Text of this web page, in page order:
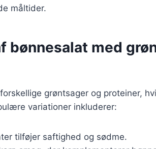
måltider.
bønnesalat med
grøntsager og proteiner,
variationer inkluderer:
tilføjer saftighed og sødme.